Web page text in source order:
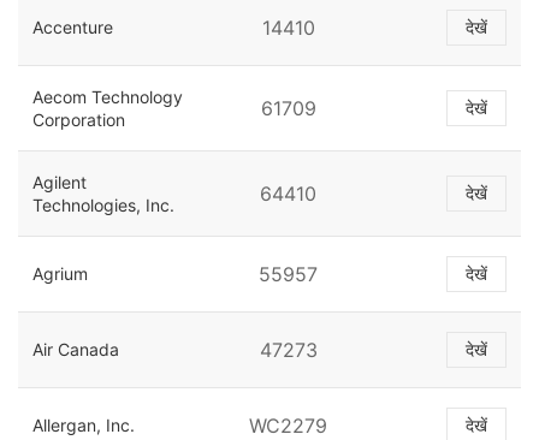
Accenture 14410 देखें
Aecom Technology
Corporation
61709 देखें
Agilent
Technologies, Inc.
64410 देखें
Agrium 55957 देखें
Air Canada 47273 देखें
Allergan, Inc. WC2279 देखें